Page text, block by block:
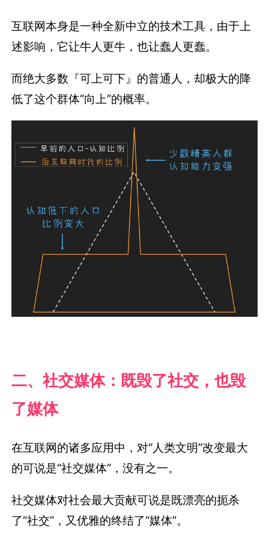
互联网本身是一种全新中立的技术工具，由于上
述影响，它让牛人更牛，也让蠢人更蠢。
而绝大多数『可上可下』的普通人，却极大的降
低了这个群体“向上”的概率。
二、社交媒体：既毁了社交，也毁
了媒体
在互联网的诸多应用中，对“人类文明”改变最大
的可说是“社交媒体”，没有之一。
社交媒体对社会最大贡献可说是既漂亮的扼杀
了“社交”，又优雅的终结了“媒体”。